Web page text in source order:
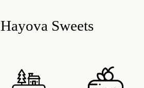
Hayova Sweets